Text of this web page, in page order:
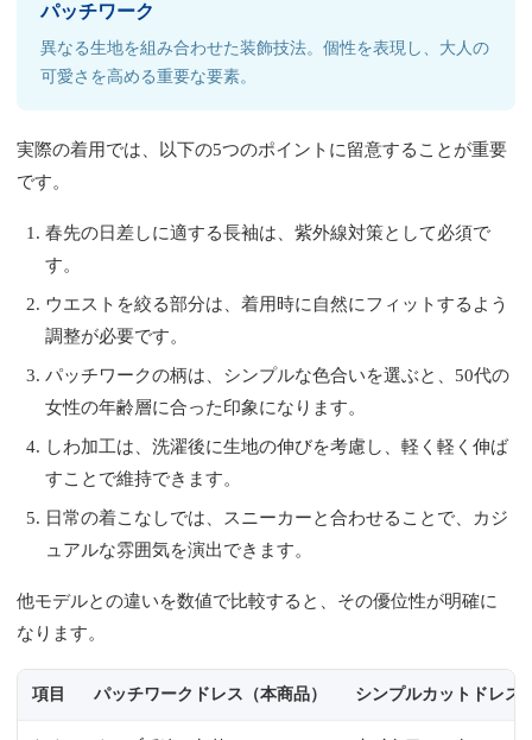
パッチワーク
異なる生地を組み合わせた装飾技法。個性を表現し、大人の
可愛さを高める重要な要素。
実際の着用では、以下の5つのポイントに留意することが重要
です。
春先の日差しに適する長袖は、紫外線対策として必須で
す。
ウエストを絞る部分は、着用時に自然にフィットするよう
調整が必要です。
パッチワークの柄は、シンプルな色合いを選ぶと、50代の
女性の年齢層に合った印象になります。
しわ加工は、洗濯後に生地の伸びを考慮し、軽く軽く伸ば
すことで維持できます。
日常の着こなしでは、スニーカーと合わせることで、カジ
ュアルな雰囲気を演出できます。
他モデルとの違いを数値で比較すると、その優位性が明確に
なります。
項目 パッチワークドレス（本商品） シンプルカットドレス